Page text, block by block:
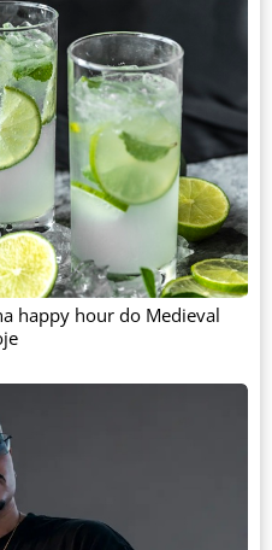
happy hour do Medieval